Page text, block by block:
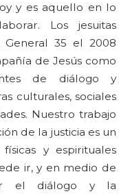
y es aquello en lo
Los jesuitas
General 35 el 2008
de Jesús como
de diálogo y
culturales, sociales
Nuestro trabajo
de la justicia es un
y espirituales
ir, y en medio de
el diálogo y la